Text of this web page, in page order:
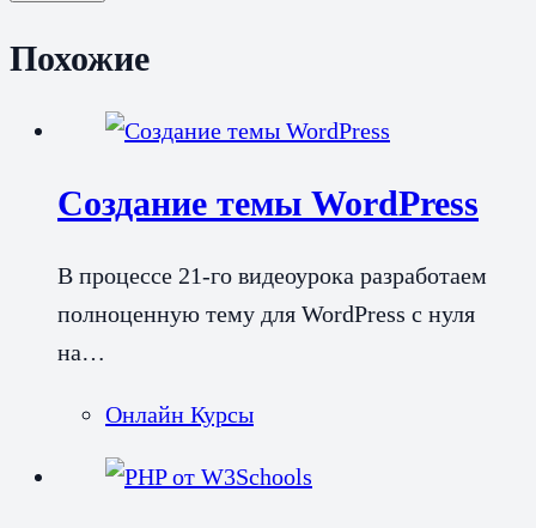
Похожие
Создание темы WordPress
В процессе 21-го видеоурока разработаем
полноценную тему для WordPress с нуля
на…
Онлайн Курсы